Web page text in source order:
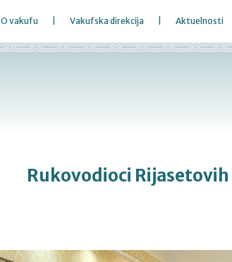
O vakufu Vakufska direkcija Aktuelnosti
Rukovodioci